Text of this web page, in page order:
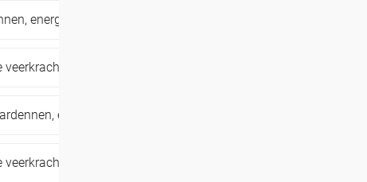
energetische heling,
ardennen, energetische heling,